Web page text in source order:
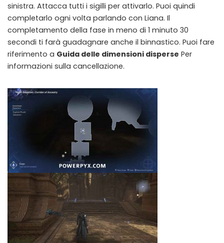
sinistra. Attacca tutti i sigilli per attivarlo. Puoi quindi
completarlo ogni volta parlando con Liana. Il
completamento della fase in meno di 1 minuto 30
secondi ti farà guadagnare anche il binnastico. Puoi fare
riferimento a Guida delle dimensioni disperse Per
informazioni sulla cancellazione.